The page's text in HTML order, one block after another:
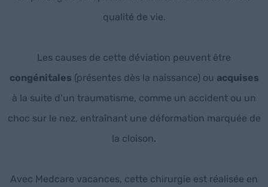
qualité de vie.
Les causes de cette déviation peuvent être
congénitales (présentes dès la naissance) ou acquises
à la suite d’un traumatisme, comme un accident ou un
choc sur le nez, entraînant une déformation marquée de
la cloison.
Avec Medcare vacances, cette chirurgie est réalisée en